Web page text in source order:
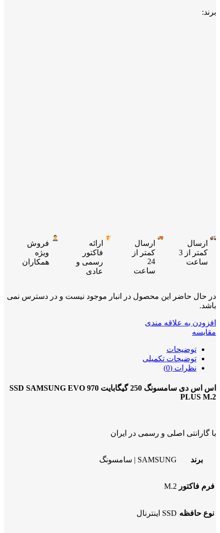
برند:
ارسال
کمتر از 3
ساعت
ارسال
کمتر از
24
ساعت
ارائه
فاکتور
رسمی و
عادی
فروش
ویژه
همکاران
در حال حاضر این محصول در انبار موجود نیست و در دسترس نمی
باشد.
افزودن به علاقه مندی
مقایسه
توضیحات
توضیحات تکمیلی
نظرات (0)
اس اس دی سامسونگ 250 گیگابایت SSD SAMSUNG EVO 970
PLUS M.2
با گارانتی اصلی و رسمی در ایران
برند SAMSUNG | سامسونگ
فرم فاکتور M.2
نوع حافظه SSD اینترنال